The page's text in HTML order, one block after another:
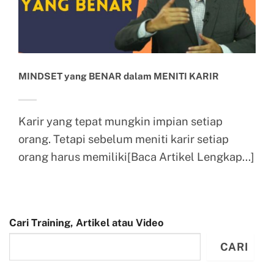
MINDSET yang BENAR dalam MENITI KARIR
Karir yang tepat mungkin impian setiap
orang. Tetapi sebelum meniti karir setiap
orang harus memiliki[Baca Artikel Lengkap...]
Cari Training, Artikel atau Video
CARI